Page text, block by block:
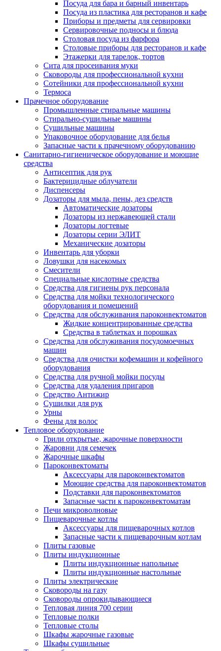
Посуда для бара и барный инвентарь
Посуда из пластика для ресторанов и кафе
Приборы и предметы для сервировки
Сервировочные подносы и блюда
Столовая посуда из фарфора
Столовые приборы для ресторанов и кафе
Этажерки для тарелок, тортов
Сита для просеивания муки
Сковороды для профессиональной кухни
Сотейники для профессиональной кухни
Термоса
Прачечное оборудование
Промышленные стиральные машины
Стирально-сушильные машины
Сушильные машины
Упаковочное оборудование для белья
Запасные части к прачечному оборудованию
Санитарно-гигиеническое оборудование и моющие
средства
Антисептик для рук
Бактерицидные облучатели
Диспенсеры
Дозаторы для мыла, пены, дез средств
Автоматические дозаторы
Дозаторы из нержавеющей стали
Дозаторы логтевые
Дозаторы серии ЭЛИТ
Механические дозаторы
Инвентарь для уборки
Ловушки для насекомых
Смесители
Специальные кислотные средства
Средства для гигиены рук персонала
Средства для мойки технологического
оборудования и помещений
Средства для обслуживания пароконвектоматов
Жидкие концентрированные средства
Средства в таблетках и порошках
Средства для обслуживания посудомоечных
машин
Средства для очистки кофемашин и кофейного
оборудования
Средства для ручной мойки посуды
Средства для удаления пригаров
Средство Антижир
Сушилки для рук
Урны
Фены для волос
Тепловое оборудование
Грили открытые, жарочные поверхности
Жаровни для семечек
Жарочные шкафы
Пароконвектоматы
Аксессуары для пароконвектоматов
Моющие средства для пароконвектоматов
Подставки для пароконвектоматов
Запасные части к пароконвектоматам
Печи микроволновые
Пищеварочные котлы
Аксессуары для пищеварочных котлов
Запасные части к пищеварочным котлам
Плиты газовые
Плиты индукционные
Плиты индукционные напольные
Плиты индукционные настольные
Плиты электрические
Сковороды на газу
Сковороды опрокидывающиеся
Тепловая линия 700 серии
Тепловые полки
Тепловые столы
Шкафы жарочные газовые
Шкафы сушильные